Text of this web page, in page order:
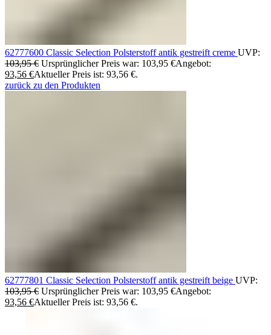
62777600 Classic Selection Polsterstoff antik gestreift creme UVP:
103,95€ Ursprünglicher Preis war: 103,95 €Angebot:
93,56 €Aktueller Preis ist: 93,56 €.
zurück zu den Produkten
62777801 Classic Selection Polsterstoff antik gestreift beige UVP:
103,95€ Ursprünglicher Preis war: 103,95 €Angebot:
93,56 €Aktueller Preis ist: 93,56 €.